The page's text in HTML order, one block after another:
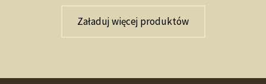
Załaduj więcej produktów